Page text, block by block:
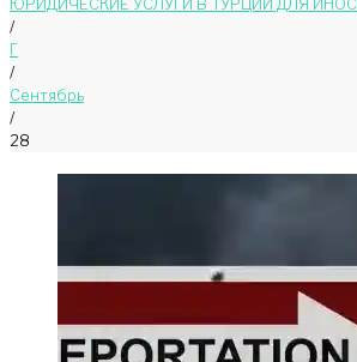
/
Г
/
Сентябрь
/
28
28.09.2018